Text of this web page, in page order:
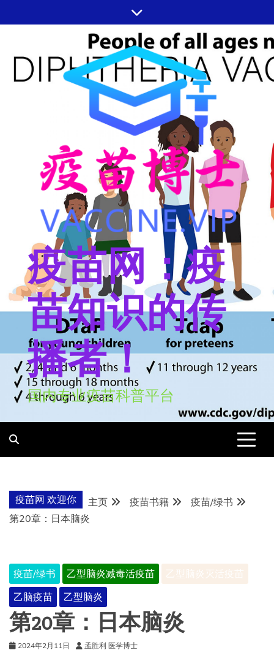
至
疫苗网：疫
苗知识的传
播者！
国内专业疫苗科普平台
疫苗网 欢迎你 主页 疫苗书籍
疫苗/绿书
第20章：日本脑炎
疫苗/绿书 乙型脑炎减毒活疫苗
乙型脑炎灭活疫苗
乙脑疫苗
乙型脑炎
第20章：日本脑炎
2024年2月11日 孟胜利 医学博士